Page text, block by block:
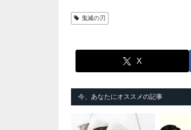
鬼滅の刃
X
今、あなたにオススメの記事